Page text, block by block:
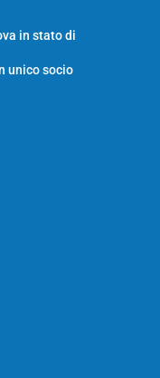
in stato di
unico socio